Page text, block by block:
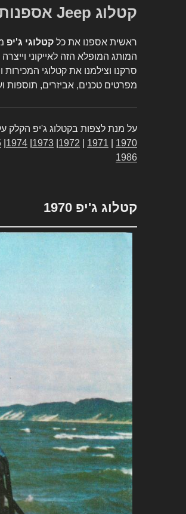
קטלוג Jeep אספנות
ראשית אספנו את כל קטלוגי ג'יפ
המותג המופלא הזה לאייקוני
סרקנו וצילמנו את קטלוגי המכירות
מפרטים טכנים, אביזרים, תוספות
על מנת לצפות בקטלוג ג'יפ הקלק
1970
1971
1972
1973
1974
1986
קטלוג ג'יפ 1970